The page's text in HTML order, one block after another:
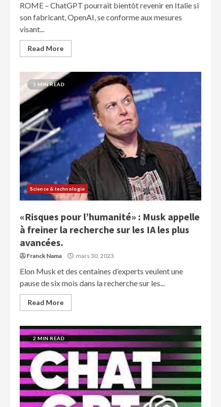
ROME – ChatGPT pourrait bientôt revenir en Italie si
son fabricant, OpenAI, se conforme aux mesures
visant...
Read More
3 MIN READ
Science & technologie
«Risques pour l’humanité» : Musk appelle
à freiner la recherche sur les IA les plus
avancées.
Franck Nama mars 30, 2023
Elon Musk et des centaines d’experts veulent une
pause de six mois dans la recherche sur les...
Read More
2 MIN READ